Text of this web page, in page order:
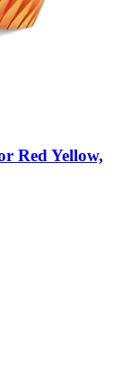
Red Yellow,